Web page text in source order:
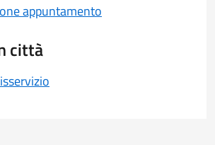
appuntamento
città